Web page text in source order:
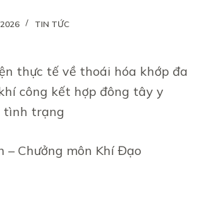
TIN TỨC
thực tế về thoái hóa khớp đa
công kết hợp đông tây y
tình trạng
– Chưởng môn Khí Đạo